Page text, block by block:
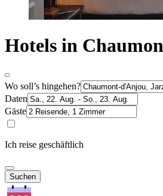
Hotels in
Wo soll’s hingehen?
Daten
Gäste
Ich reise geschäftlich
Suchen